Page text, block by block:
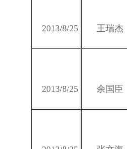
2013/8/25 王瑞杰
2013/8/25 余国臣